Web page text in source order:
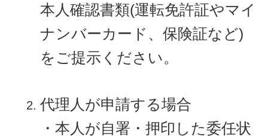
本人確認書類(運転免許証やマイ
ナンバーカード、保険証など)
をご提示ください。
代理人が申請する場合
・本人が自署・押印した委任状